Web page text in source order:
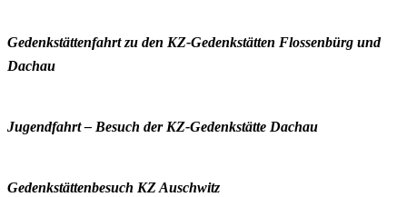
Gedenkstättenfahrt zu den KZ-Gedenkstätten Flossenbürg und
Dachau
Jugendfahrt – Besuch der KZ-Gedenkstätte Dachau
Gedenkstättenbesuch KZ Auschwitz